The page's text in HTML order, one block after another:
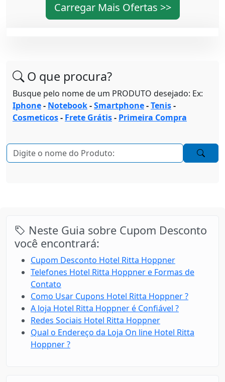
Carregar Mais Ofertas >>
O que procura?
Busque pelo nome de um PRODUTO desejado: Ex:
Iphone- Notebook-Smartphone-Tenis-
Cosmeticos- Frete Grátis- Primeira Compra
Neste Guia sobre Cupom Desconto
você encontrará:
Cupom Desconto Hotel Ritta Hoppner
Telefones Hotel Ritta Hoppner e Formas de
Contato
Como Usar Cupons Hotel Ritta Hoppner ?
A loja Hotel Ritta Hoppner é Confiável ?
Redes Sociais Hotel Ritta Hoppner
Qual o Endereço da Loja On line Hotel Ritta
Hoppner ?